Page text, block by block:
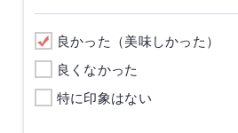
良かった（美味しかった）
良くなかった
特に印象はない